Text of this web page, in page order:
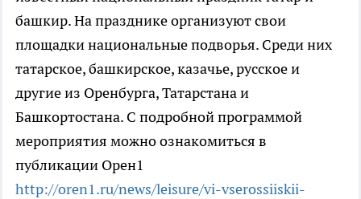
башкир. На празднике организуют свои
площадки национальные подворья. Среди них
татарское, башкирское, казачье, русское и
другие из Оренбурга, Татарстана и
Башкортостана. С подробной программой
мероприятия можно ознакомиться в
публикации Орен1
http://oren1.ru/news/leisure/vi-vserossiiskii-